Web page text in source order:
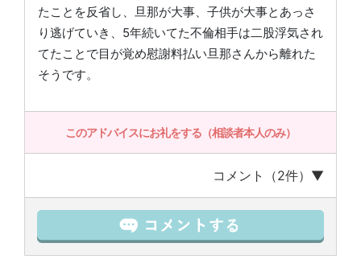
たことを反省し、旦那が大事、子供が大事とあっさ
り逃げていき、5年続いてた不倫相手は二股浮気され
てたことで目が覚め慰謝料払い旦那さんから離れた
そうです。
このアドバイスにお礼をする（相談者本人のみ）
コメント（2件）▼